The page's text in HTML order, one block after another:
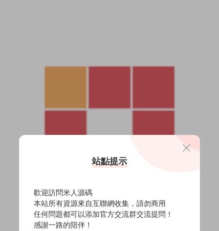
站點提示
歡迎訪問米人源碼
本站所有資源來自互聯網收集，請勿商用
任何問題都可以添加官方交流群交流提問！
感謝一路的陪伴！